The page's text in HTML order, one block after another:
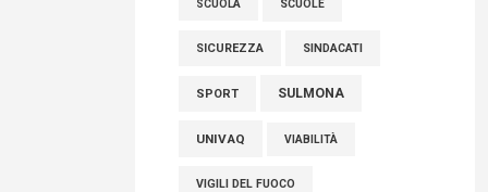
SCUOLA SCUOLE
SICUREZZA SINDACATI
SPORT SULMONA
UNIVAQ VIABILITÀ
VIGILI DEL FUOCO